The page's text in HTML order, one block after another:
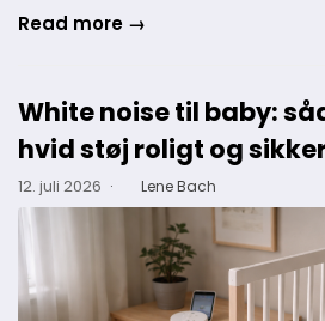
Read more →
White noise til baby:
hvid støj roligt og
12. juli 2026 · Lene Bach